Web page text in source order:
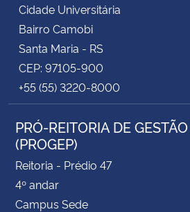
Cidade Universitária
Bairro Camobi
Santa Maria - RS
CEP: 97105-900
+55 (55) 3220-8000
PRÓ-REITORIA DE
(PROGEP)
Reitoria - Prédio 47
4º andar
Campus Sede